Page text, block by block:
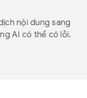
nội dung sang
AI có thể có lỗi.